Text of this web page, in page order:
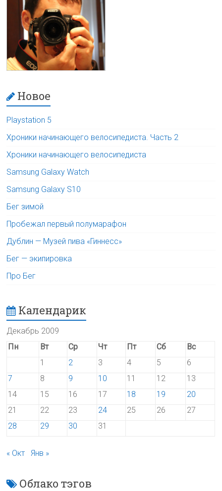
Новое
Playstation 5
Хроники начинающего велосипедиста. Часть 2
Хроники начинающего велосипедиста
Samsung Galaxy Watch
Samsung Galaxy S10
Бег зимой
Пробежал первый полумарафон
Дублин — Музей пива «Гиннесс»
Бег — экипировка
Про Бег
Календарик
Декабрь 2009
Пн
Вт Ср Чт Пт Сб
Вс
1
2 3 4 5
6
7
8 9 10 11 12
13
14
15 16 17 18 19
20
21
22 23 24 25 26
27
28
29 30 31
« Окт Янв »
Облако тэгов